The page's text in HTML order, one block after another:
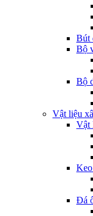
Bút
Bộ
Bộ
Vật liệu
Vật
Đá